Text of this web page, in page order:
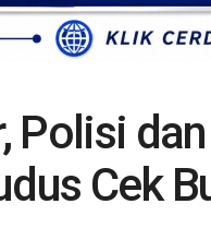
NEWS CEK FAKTA
Polisi
Cek